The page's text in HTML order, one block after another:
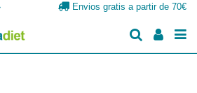
Envios gratis a partir de 70€